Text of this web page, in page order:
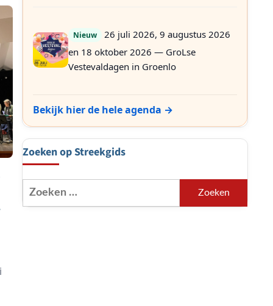
Nieuw
26 juli 2026, 9 augustus 2026
en 18 oktober 2026 — GroLse
Vestevaldagen in Groenlo
Bekijk hier de hele agenda →
Zoeken op Streekgids
Zoeken
naar: